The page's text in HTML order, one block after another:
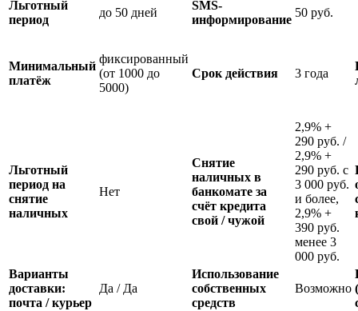
Льготный
период
до 50 дней
SMS-
информирование
50 руб.
Минимальный
платёж
фиксированный
(от 1000 до
5000)
Срок действия 3 года
Льготный
период на
снятие
наличных
Нет
Снятие
наличных в
банкомате за
счёт кредита
свой / чужой
2,9% +
290 руб. /
2,9% +
290 руб. с
3 000 руб.
и более,
2,9% +
390 руб.
менее 3
000 руб.
Варианты
доставки:
почта / курьер
Да / Да
Использование
собственных
средств
Возможно